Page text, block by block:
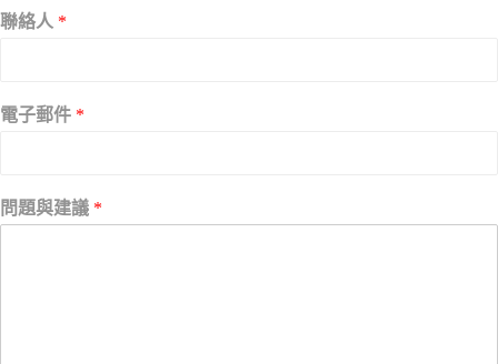
聯絡人 *
電子郵件 *
問題與建議 *